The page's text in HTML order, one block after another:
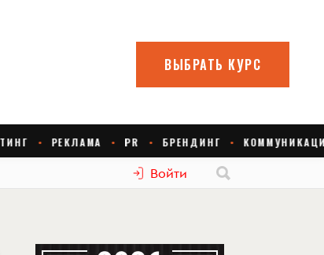
Войти